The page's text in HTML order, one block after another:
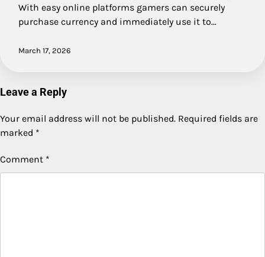
With easy online platforms gamers can securely
purchase currency and immediately use it to…
March 17, 2026
Leave a Reply
Your email address will not be published. Required fields are
marked *
Comment *